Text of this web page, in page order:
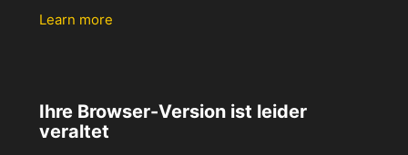
Learn more
Ihre Browser-Version ist leider
veraltet